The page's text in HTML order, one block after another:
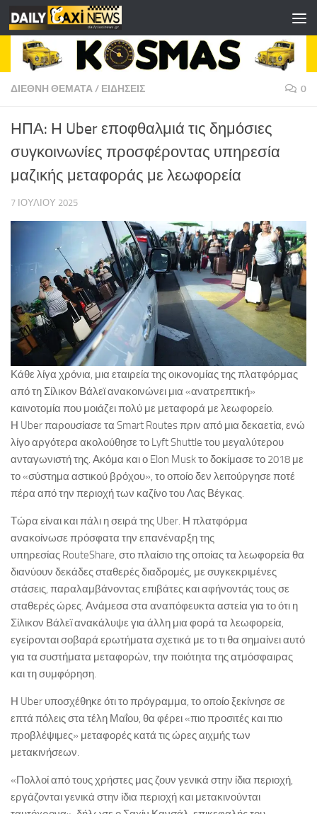
Skip to content
ΔΙΕΘΝΗ ΘΕΜΑΤΑ/ ΕΙΔΗΣΕΙΣ 0
ΗΠΑ: Η Uber εποφθαλμιά τις δημόσιες
συγκοινωνίες προσφέροντας υπηρεσία
μαζικής μεταφοράς με λεωφορεία
7 ΙΟΥΛΊΟΥ 2025
Κάθε λίγα χρόνια, μια εταιρεία της οικονομίας της πλατφόρμας
από τη Σίλικον Βάλεϊ ανακοινώνει μια «ανατρεπτική»
καινοτομία που μοιάζει πολύ με μεταφορά με λεωφορείο.
Η Uber παρουσίασε τα Smart Routes πριν από μια δεκαετία, ενώ
λίγο αργότερα ακολούθησε το Lyft Shuttle του μεγαλύτερου
ανταγωνιστή της. Ακόμα και ο Elon Musk το δοκίμασε το 2018 με
το «σύστημα αστικού βρόχου», το οποίο δεν λειτούργησε ποτέ
πέρα από την περιοχή των καζίνο του Λας Βέγκας.
Τώρα είναι και πάλι η σειρά της Uber. Η πλατφόρμα
ανακοίνωσε πρόσφατα την επανέναρξη της
υπηρεσίας RouteShare, στο πλαίσιο της οποίας τα λεωφορεία θα
διανύουν δεκάδες σταθερές διαδρομές, με συγκεκριμένες
στάσεις, παραλαμβάνοντας επιβάτες και αφήνοντάς τους σε
σταθερές ώρες. Ανάμεσα στα αναπόφευκτα αστεία για το ότι η
Σίλικον Βάλεϊ ανακάλυψε για άλλη μια φορά τα λεωφορεία,
εγείρονται σοβαρά ερωτήματα σχετικά με το τι θα σημαίνει αυτό
για τα συστήματα μεταφορών, την ποιότητα της ατμόσφαιρας
και τη συμφόρηση.
Η Uber υποσχέθηκε ότι το πρόγραμμα, το οποίο ξεκίνησε σε
επτά πόλεις στα τέλη Μαΐου, θα φέρει «πιο προσιτές και πιο
προβλέψιμες» μεταφορές κατά τις ώρες αιχμής των
μετακινήσεων.
«Πολλοί από τους χρήστες μας ζουν γενικά στην ίδια περιοχή,
εργάζονται γενικά στην ίδια περιοχή και μετακινούνται